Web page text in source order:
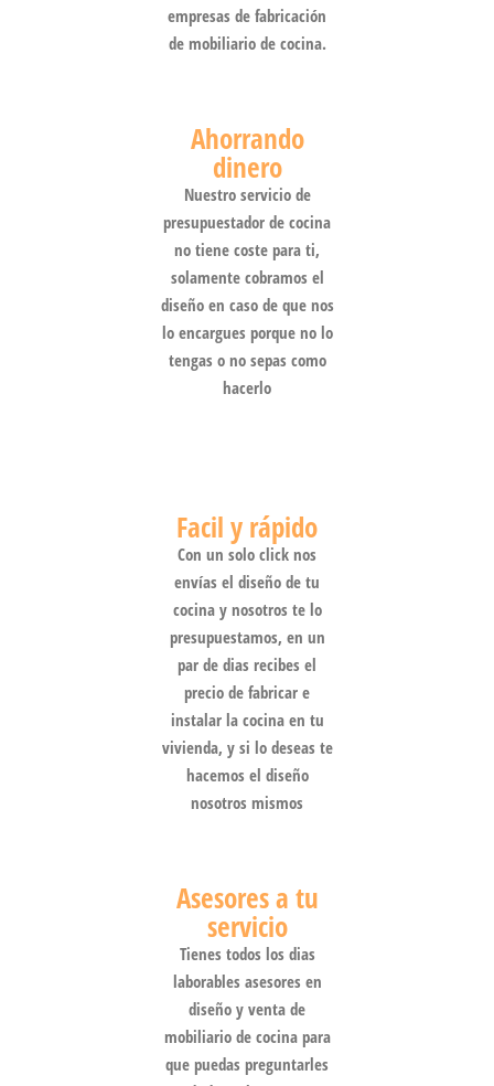
empresas de fabricación
de mobiliario de cocina.
Ahorrando
dinero
Nuestro servicio de
presupuestador de cocina
no tiene coste para ti,
solamente cobramos el
diseño en caso de que nos
lo encargues porque no lo
tengas o no sepas como
hacerlo
Facil y rápido
Con un solo click nos
envías el diseño de tu
cocina y nosotros te lo
presupuestamos, en un
par de dias recibes el
precio de fabricar e
instalar la cocina en tu
vivienda, y si lo deseas te
hacemos el diseño
nosotros mismos
Asesores a tu
servicio
Tienes todos los dias
laborables asesores en
diseño y venta de
mobiliario de cocina para
que puedas preguntarles